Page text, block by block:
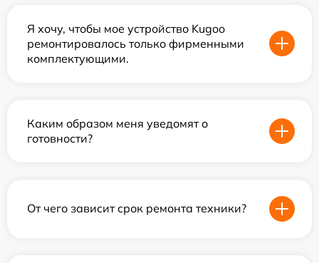
Я хочу, чтобы мое устройство Kugoo
ремонтировалось только фирменными
комплектующими.
Каким образом меня уведомят о
готовности?
От чего зависит срок ремонта техники?